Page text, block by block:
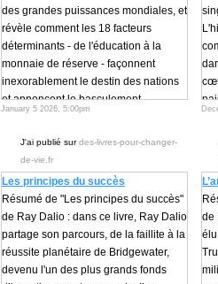
des grandes puissances mondiales, et
révèle comment les 18 facteurs
déterminants - de l'éducation à la
monnaie de réserve - façonnent
inexorablement le destin des nations
et annoncent le basculement
géopolitique actuel entre les États-
Titre original : "Principles for Dealing
with the Changing World Order: Why
Nations Succeed or Fail", 2021, 576
pages.
Chronique et résumé de "L’ordre
mondial en mutation | L’ascension et
la chute des nations" de Ray Dalio
January 5 2026, 5:00pm
J'ai publié surdes-livres-pour-changer-
de-vie.fr
Les principes du succès
Résumé de "Les principes du succès"
de Ray Dalio : dans ce livre, Ray Dalio
partage son parcours, de la faillite à la
réussite planétaire de Bridgewater,
devenu l'un des plus grands fonds
de